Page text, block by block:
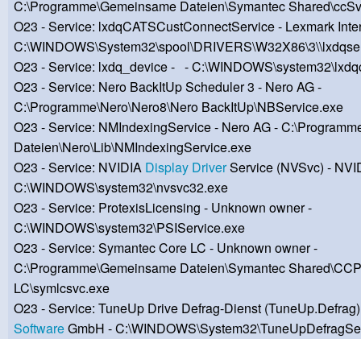
C:\Programme\Gemeinsame Dateien\Symantec
O23 - Service: lxdqCATSCustConnectService - Lexmark
O23 - Service: lxdq_device - -
O23 - Service: Nero BackItUp Scheduler 3 - Nero AG -
C:\Programme\Nero\Nero8\Nero BackItUp\NBService.exe
O23 - Service: NMIndexingService - Nero AG -
Dateien\Nero\Lib\NMIndexingService.exe
O23 - Service: NVIDIA Display DriverService (NVSvc) -
C:\WINDOWS\system32\nvsvc32.exe
O23 - Service: ProtexisLicensing - Unknown owner -
C:\WINDOWS\system32\PSIService.exe
O23 - Service: Symantec Core LC - Unknown owner -
C:\Programme\Gemeinsame Dateien\Symantec
LC\symlcsvc.exe
O23 - Service: TuneUp Drive Defrag-Dienst
SoftwareGmbH -